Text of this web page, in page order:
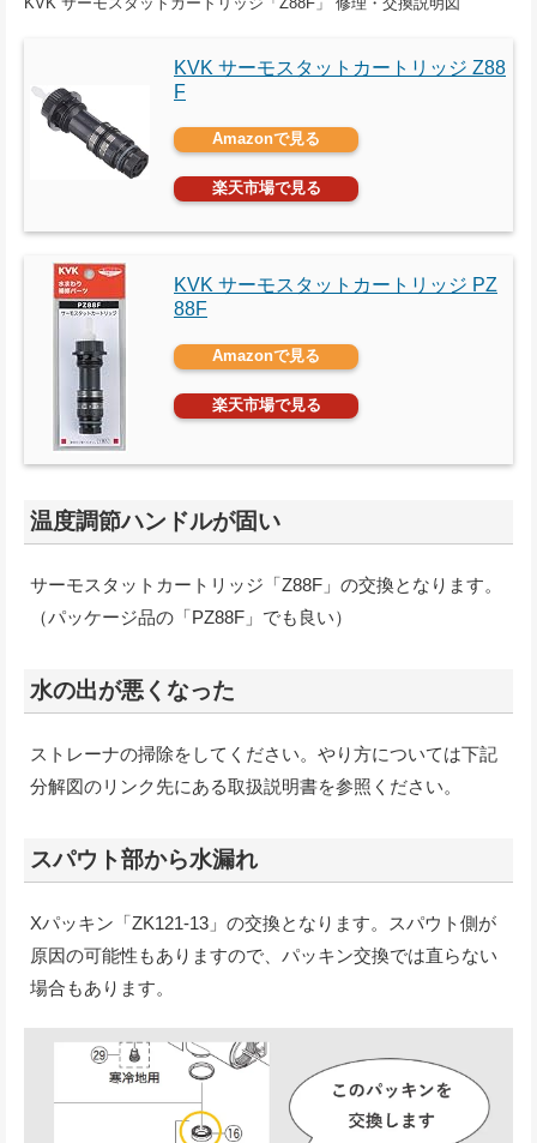
KVK サーモスタットカートリッジ Z88
F
Amazonで見る
楽天市場で見る
KVK サーモスタットカートリッジ PZ
88F
Amazonで見る
楽天市場で見る
温度調節ハンドルが固い
サーモスタットカートリッジ「Z88F」の交換となります。
（パッケージ品の「PZ88F」でも良い）
水の出が悪くなった
ストレーナの掃除をしてください。やり方については下記
分解図のリンク先にある取扱説明書を参照ください。
スパウト部から水漏れ
Xパッキン「ZK121-13」の交換となります。スパウト側が
原因の可能性もありますので、パッキン交換では直らない
場合もあります。